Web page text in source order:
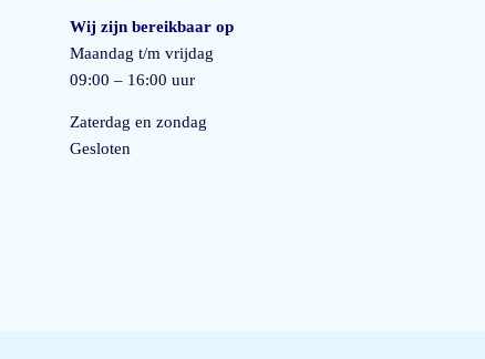
Wij zijn bereikbaar op
Maandag t/m vrijdag
09:00 – 16:00 uur
Zaterdag en zondag
Gesloten